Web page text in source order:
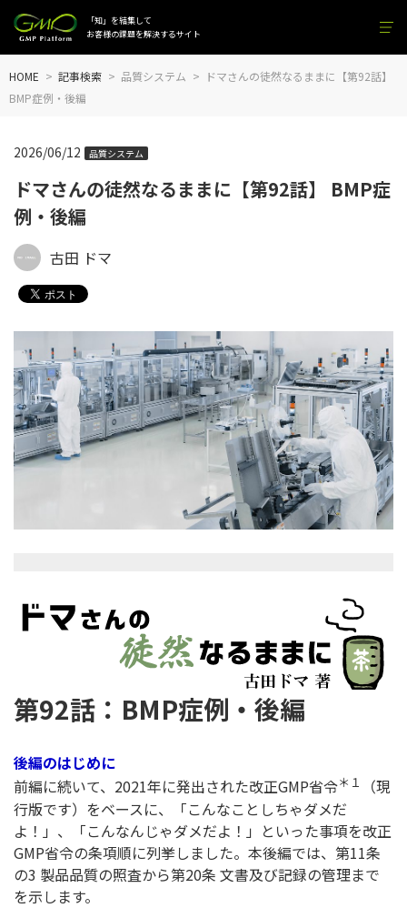
「知」を結集して
お客様の課題を解決するサイト
HOME 記事検索 品質システム
ドマさんの徒然なるままに【第92話】
BMP症例・後編
ドマさんの徒然なるままに【第92話】 BMP症
例・後編
2026/06/12 品質システム
古田 ドマ
第92話：BMP症例・後編
後編のはじめに
前編に続いて、2021年に発出された改正GMP省令＊１
（現
行版です）をベースに、「こんなことしちゃダメだ
よ！」、「こんなんじゃダメだよ！」といった事項を改正
GMP省令の条項順に列挙しました。本後編では、第11条
の3 製品品質の照査から第20条 文書及び記録の管理まで
を示します。